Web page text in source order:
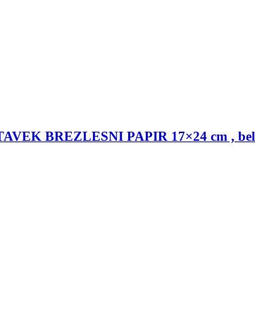
BREZLESNI PAPIR 17×24 cm , bel